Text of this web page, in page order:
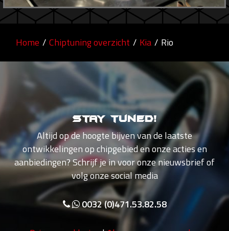
Home / Chiptuning overzicht / Kia / Rio
Stay tuned!
Altijd op de hoogte bijven van de laatste
ontwikkelingen op chipgebied en onze acties en
aanbiedingen? Schrijf je in voor onze nieuwsbrief of
volg onze social media
0032 (0)471.53.82.58